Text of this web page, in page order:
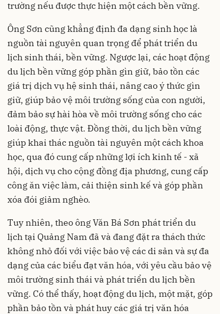
trường nếu được thực hiện một cách bền vững.
Ông Sơn cũng khẳng định đa dạng sinh học là
nguồn tài nguyên quan trọng để phát triển du
lịch sinh thái, bền vững. Ngược lại, các hoạt động
du lịch bền vững góp phần gìn giữ, bảo tồn các
giá trị dịch vụ hệ sinh thái, nâng cao ý thức gìn
giữ, giúp bảo vệ môi trường sống của con người,
đảm bảo sự hài hòa về môi trường sống cho các
loài động, thực vật. Đồng thời, du lịch bền vững
giúp khai thác nguồn tài nguyên một cách khoa
học, qua đó cung cấp những lợi ích kinh tế - xã
hội, dịch vụ cho cộng đồng địa phương, cung cấp
công ăn việc làm, cải thiện sinh kế và góp phần
xóa đói giảm nghèo.
Tuy nhiên, theo ông Văn Bá Sơn phát triển du
lịch tại Quảng Nam đã và đang đặt ra thách thức
không nhỏ đối với việc bảo vệ các di sản và sự đa
dạng của các biểu đạt văn hóa, với yêu cầu bảo vệ
môi trường sinh thái và phát triển du lịch bền
vững. Có thể thấy, hoạt động du lịch, một mặt, góp
phần bảo tồn và phát huy các giá trị văn hóa